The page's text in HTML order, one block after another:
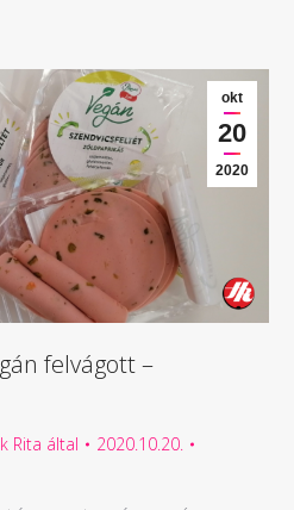
okt
20
2020
felvágott –
Rita által
2020.10.20.